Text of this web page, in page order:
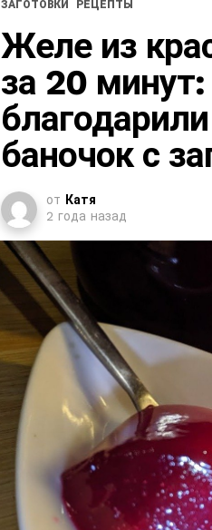
ЗАГОТОВКИ РЕЦЕПТЫ
Желе из
за 20
баночок с
от Катя
2 года назад